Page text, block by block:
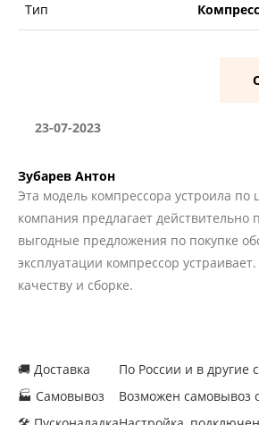
Тип
23-07-2023
Зубарев Антон
Эта модель компрессора устроила по
компания предлагает действительно
выгодные предложения по покупке
эксплуатации компрессор
качеству и сборке.
🚚 Доставка
🏭 Самовывоз
По России и в другие
Возможен самовывоз